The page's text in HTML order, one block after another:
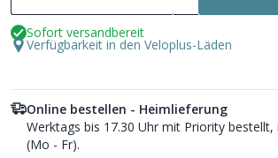
Sofort versandbereit
Verfügbarkeit in den Veloplus-Läden
Online bestellen - Heimlieferung
Werktags bis 17.30 Uhr mit Priority
(Mo - Fr).